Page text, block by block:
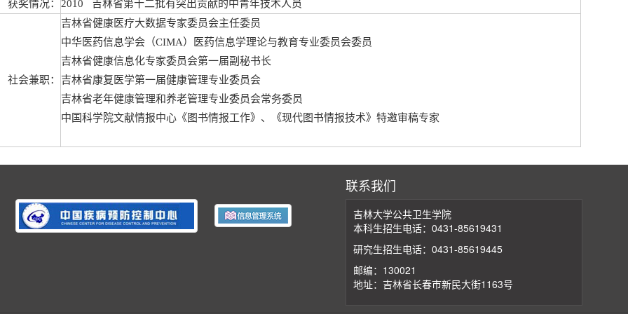
获奖情况： 2010 吉林省第十二批有突出贡献的中青年技术人员
社会兼职：
吉林省健康医疗大数据专家委员会主任委员
中华医药信息学会（CIMA）医药信息学理论与教育专业委员会委员
吉林省健康信息化专家委员会第一届副秘书长
吉林省康复医学第一届健康管理专业委员会
吉林省老年健康管理和养老管理专业委员会常务委员
中国科学院文献情报中心《图书情报工作》、《现代图书情报技术》特邀审稿专家
联系我们
吉林大学公共卫生学院
本科生招生电话：0431-85619431
研究生招生电话：0431-85619445
邮编：130021
地址：吉林省长春市新民大街1163号